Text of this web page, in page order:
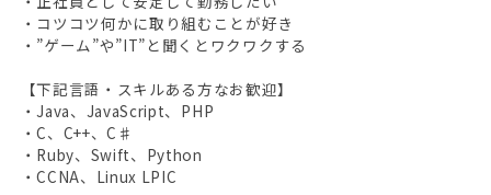
・コツコツ何かに取り組むことが好き
・”ゲーム”や”IT”と聞くとワクワクする
【下記言語・スキルある方なお歓迎】
・Java、JavaScript、PHP
・C、C++、C♯
・Ruby、Swift、Python
・CCNA、Linux LPIC